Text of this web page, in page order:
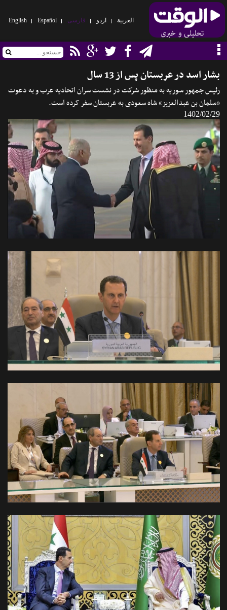
العربیة اردو فارسی Español
English
بشار اسد در عربستان پس از 13 سال
رئیس جمهور سوریه به منظور شرکت در نشست سران اتحادیه عرب و به دعوت
«سلمان بن عبدالعزیز» شاه سعودی به عربستان سفر کرده است.
1402/02/29